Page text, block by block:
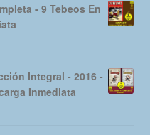
- 9 Tebeos En
Integral - 2016 -
Inmediata